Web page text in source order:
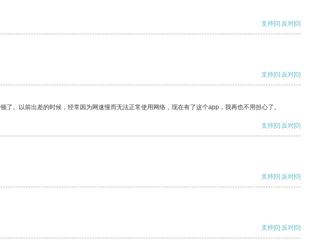
支持[0] 反对[0]
支持[0] 反对[0]
。以前出差的时候，经常因为网速慢而无法正常使用网络，现在有了这个app，我再也不用担心了。
支持[0] 反对[0]
支持[0] 反对[0]
支持[0] 反对[0]